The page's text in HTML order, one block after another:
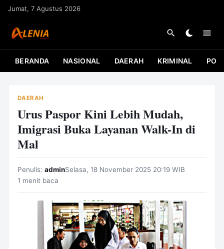
u
Jumat, 7 Agustus 2026
BERANDA NASIONAL DAERAH KRIMINAL
DAERAH
Urus Paspor Kini Lebih Mudah,
Imigrasi Buka Layanan Walk-In di
Mal
Penulis: adminSelasa, 18 November 2025 20:19 WIB
1 menit baca